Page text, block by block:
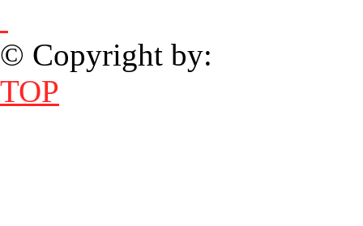
© Copyright by:
TOP